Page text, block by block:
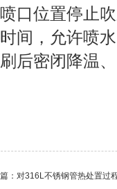
口位置停止
间，允许喷
后密闭降温
： 对316L不锈钢管​热处置过